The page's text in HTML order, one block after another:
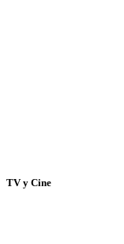
TV y Cine